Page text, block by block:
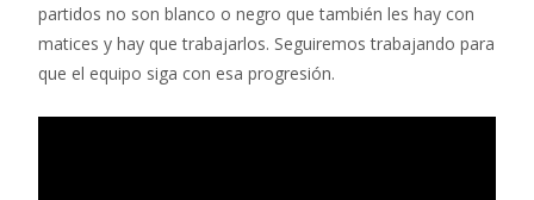
partidos no son blanco o negro que también les hay con
matices y hay que trabajarlos. Seguiremos trabajando para
que el equipo siga con esa progresión.